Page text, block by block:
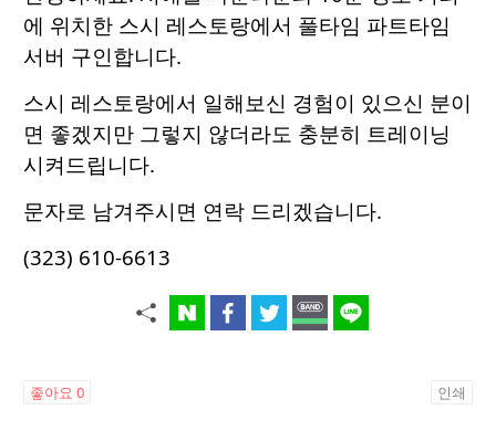
에 위치한 스시 레스토랑에서 풀타임 파트타임
서버 구인합니다.
스시 레스토랑에서 일해보신 경험이 있으신 분이
면 좋겠지만 그렇지 않더라도 충분히 트레이닝
시켜드립니다.
문자로 남겨주시면 연락 드리겠습니다.
(323) 610-6613
좋아요 0 인쇄